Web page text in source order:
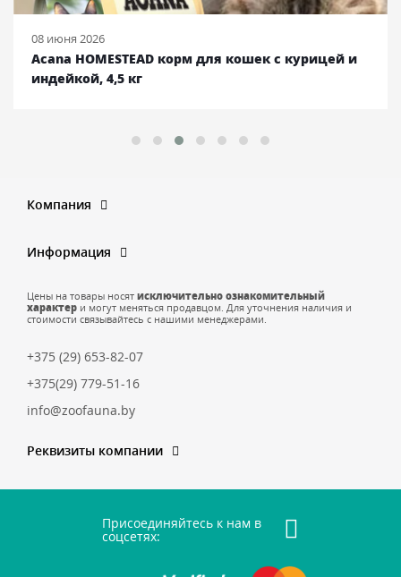
08 июня 2026
Acana HOMESTEAD корм для кошек с курицей и
индейкой, 4,5 кг
Компания
Информация
Цены на товары носят исключительно ознакомительный
характер и могут меняться продавцом. Для уточнения наличия и
стоимости связывайтесь с нашими менеджерами.
+375 (29) 653-82-07
+375(29) 779-51-16
info@zoofauna.by
Реквизиты компании
Присоединяйтесь к нам в
соцсетях: